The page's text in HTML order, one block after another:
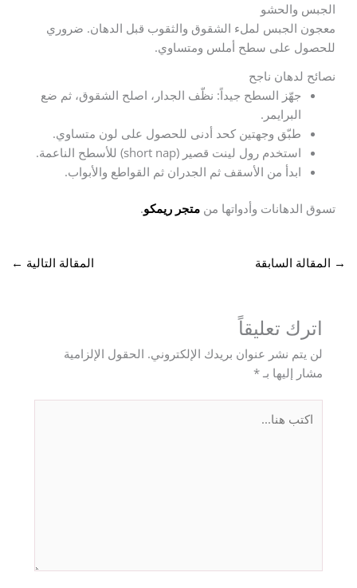
الجبس والحشو
معجون الجبس لملء الشقوق والثقوب قبل الدهان. ضروري
للحصول على سطح أملس ومتساوي.
نصائح لدهان ناجح
جهّز السطح جيداً: نظّف الجدار، اصلح الشقوق، ثم ضع
البرايمر.
طبّق وجهتين كحد أدنى للحصول على لون متساوي.
استخدم رول لينت قصير (short nap) للأسطح الناعمة.
ابدأ من الأسقف ثم الجدران ثم القواطع والأبواب.
تسوق الدهانات وأدواتها من متجر ريمكو.
→ المقالة السابقة المقالة التالية ←
اترك تعليقاً
لن يتم نشر عنوان بريدك الإلكتروني. الحقول الإلزامية
مشار إليها بـ*
هنا...